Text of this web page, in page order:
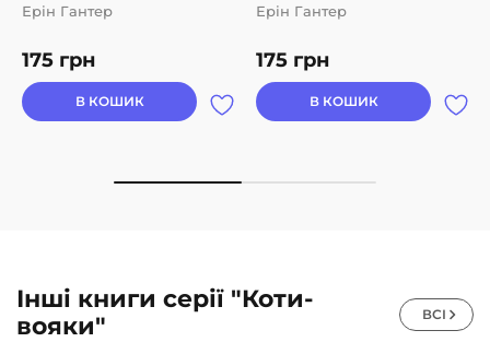
175 грн
Ерін Гантер
В КОШИК
175 грн
Ерін Гантер
В КОШИК
Інші книги серії "Коти-
вояки"
ВСІ